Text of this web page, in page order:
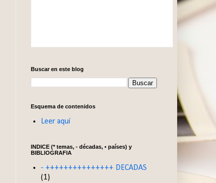
Buscar en este blog
Esquema de contenidos
Leer aquí
INDICE (* temas, - décadas, • países) y
BIBLIOGRAFIA
- +++++++++++++++ DECADAS
(1)